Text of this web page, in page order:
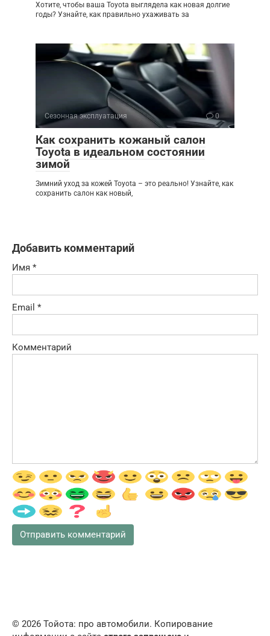
Хотите, чтобы ваша Toyota выглядела как новая долгие
годы? Узнайте, как правильно ухаживать за
Сезонная эксплуатация 0
Как сохранить кожаный салон
Toyota в идеальном состоянии
зимой
Зимний уход за кожей Toyota – это реально! Узнайте, как
сохранить салон как новый,
Добавить комментарий
Имя *
Email *
Комментарий
© 2026 Тойота: про автомобили. Копирование